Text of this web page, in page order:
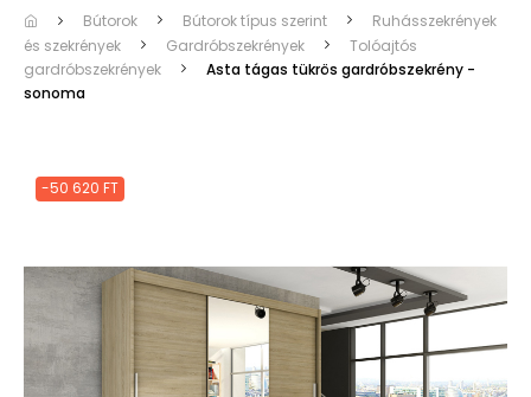
Bútorok Bútorok típus szerint
Ruhásszekrények
és szekrények
Gardróbszekrények
Tolóajtós
gardróbszekrények
Asta tágas tükrös gardróbszekrény -
sonoma
-50 620 FT